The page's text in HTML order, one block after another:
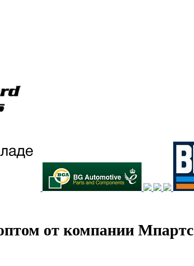
от компании Мпартс